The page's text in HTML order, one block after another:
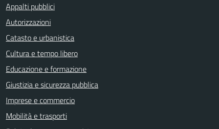
Appalti pubblici
Autorizzazioni
Catasto e urbanistica
Cultura e tempo libero
Educazione e formazione
Giustizia e sicurezza pubblica
Imprese e commercio
Mobilità e trasporti